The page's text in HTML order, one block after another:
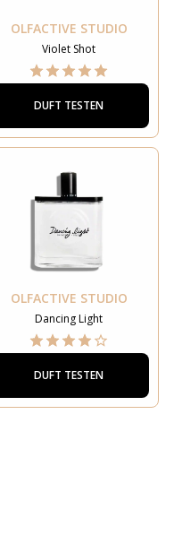
OLFACTIVE STUDIO
Violet Shot
DUFT TESTEN
OLFACTIVE STUDIO
Dancing Light
DUFT TESTEN